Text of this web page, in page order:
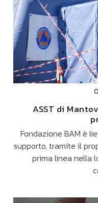
ASST di
Fondazione BAM è
supporto, tramite il
prima linea nella